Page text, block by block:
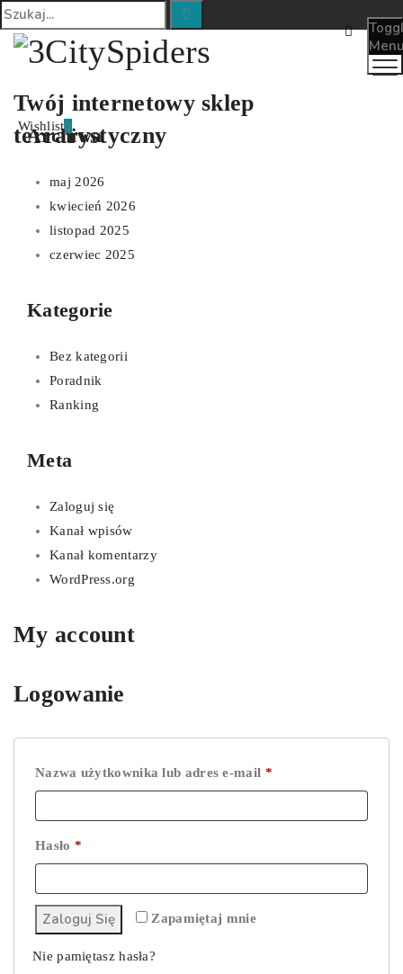
Twój internetowy sklep
terrarystyczny
Wishlist0
My account
Logowanie
Nazwa użytkownika lub adres e-mail *Wymagane
Hasło *
Zapamiętaj mnie
Zaloguj Się
Nie pamiętasz hasła?
Archiwa
maj 2026
kwiecień 2026
listopad 2025
czerwiec 2025
Kategorie
Bez kategorii
Poradnik
Ranking
Meta
Zaloguj się
Kanał wpisów
Kanał komentarzy
WordPress.org